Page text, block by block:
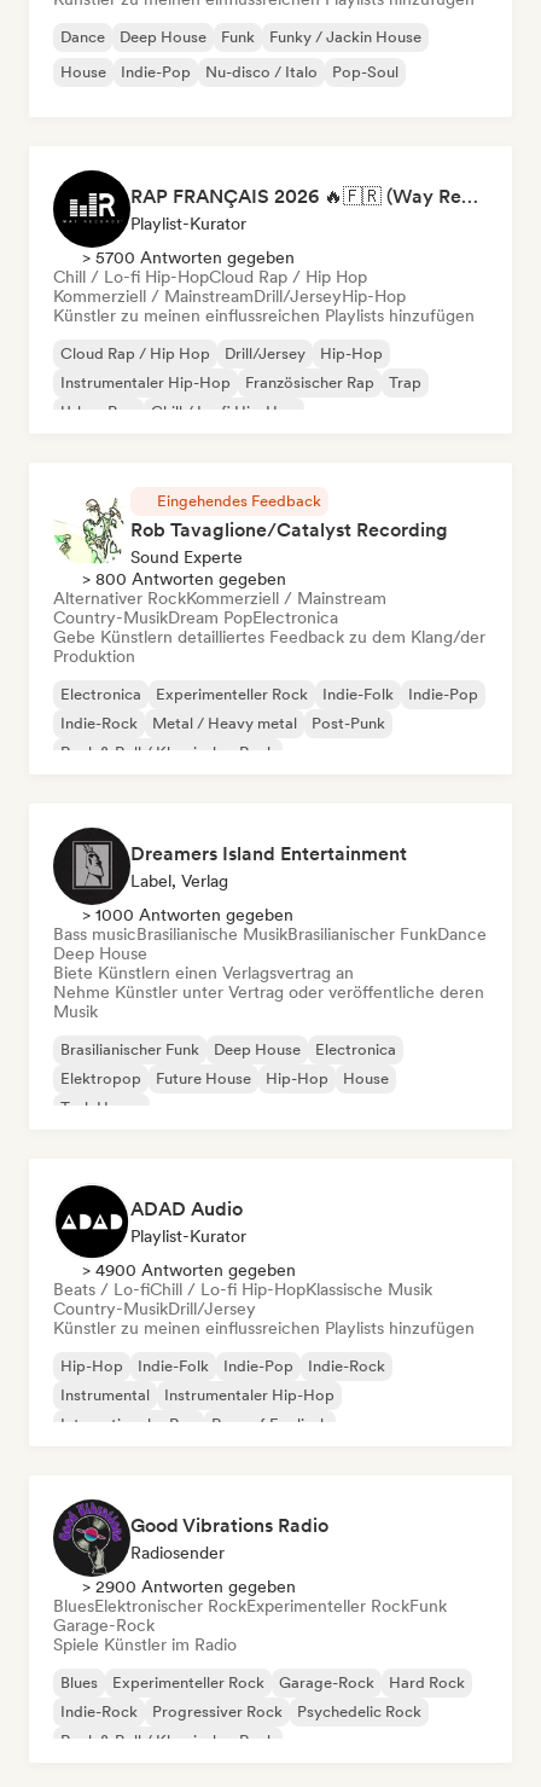
Dance Deep House Funk
Funky / Jackin House
House
Indie-Pop Nu-disco / Italo Pop-Soul
RAP FRANÇAIS 2026 🔥🇫🇷 (Way Records)
Playlist-Kurator
> 5700 Antworten gegeben
Chill / Lo-fi Hip-HopCloud Rap / Hip Hop
Kommerziell / MainstreamDrill/JerseyHip-Hop
Künstler zu meinen einflussreichen Playlists hinzufügen
Cloud Rap / Hip Hop Drill/Jersey
Hip-Hop
Instrumentaler Hip-Hop
Französischer Rap
Trap
Urban Pop
Chill / Lo-fi Hip-Hop
Eingehendes Feedback
Rob Tavaglione/Catalyst Recording
Sound Experte
> 800 Antworten gegeben
Alternativer RockKommerziell / Mainstream
Country-MusikDream PopElectronica
Gebe Künstlern detailliertes Feedback zu dem Klang/der
Produktion
Electronica Experimenteller Rock Indie-Folk
Indie-Pop
Indie-Rock
Metal / Heavy metal
Post-Punk
Rock & Roll / Klassischer Rock
Dreamers Island Entertainment
Label, Verlag
> 1000 Antworten gegeben
Bass musicBrasilianische MusikBrasilianischer FunkDance
Deep House
Biete Künstlern einen Verlagsvertrag an
Nehme Künstler unter Vertrag oder veröffentliche deren
Musik
Brasilianischer Funk Deep House
Electronica
Elektropop
Future House Hip-Hop
House
Tech House
ADAD Audio
Playlist-Kurator
> 4900 Antworten gegeben
Beats / Lo-fiChill / Lo-fi Hip-HopKlassische Musik
Country-MusikDrill/Jersey
Künstler zu meinen einflussreichen Playlists hinzufügen
Hip-Hop Indie-Folk Indie-Pop
Indie-Rock
Instrumental
Instrumentaler Hip-Hop
Internationaler Rap
Rap auf Englisch
Good Vibrations Radio
Radiosender
> 2900 Antworten gegeben
BluesElektronischer RockExperimenteller RockFunk
Garage-Rock
Spiele Künstler im Radio
Blues Experimenteller Rock Garage-Rock
Hard Rock
Indie-Rock
Progressiver Rock
Psychedelic Rock
Rock & Roll / Klassischer Rock